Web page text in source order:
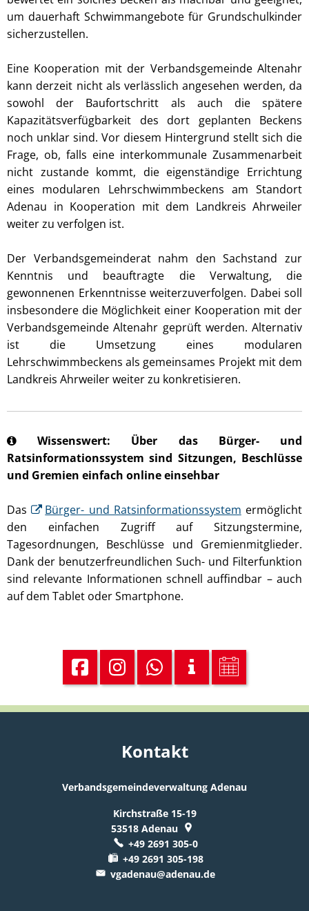
um dauerhaft Schwimmangebote für Grundschulkinder
sicherzustellen.
Eine Kooperation mit der Verbandsgemeinde Altenahr
kann derzeit nicht als verlässlich angesehen werden, da
sowohl der Baufortschritt als auch die spätere
Kapazitätsverfügbarkeit des dort geplanten Beckens
noch unklar sind. Vor diesem Hintergrund stellt sich die
Frage, ob, falls eine interkommunale Zusammenarbeit
nicht zustande kommt, die eigenständige Errichtung
eines modularen Lehrschwimmbeckens am Standort
Adenau in Kooperation mit dem Landkreis Ahrweiler
weiter zu verfolgen ist.
Der Verbandsgemeinderat nahm den Sachstand zur
Kenntnis und beauftragte die Verwaltung, die
gewonnenen Erkenntnisse weiterzuverfolgen. Dabei soll
insbesondere die Möglichkeit einer Kooperation mit der
Verbandsgemeinde Altenahr geprüft werden. Alternativ
ist die Umsetzung eines modularen
Lehrschwimmbeckens als gemeinsames Projekt mit dem
Landkreis Ahrweiler weiter zu konkretisieren.
Wissenswert: Über das Bürger- und
Ratsinformationssystem sind Sitzungen, Beschlüsse
und Gremien einfach online einsehbar
Das Bürger- und Ratsinformationssystem ermöglicht
den einfachen Zugriff auf Sitzungstermine,
Tagesordnungen, Beschlüsse und Gremienmitglieder.
Dank der benutzerfreundlichen Such- und Filterfunktion
sind relevante Informationen schnell auffindbar – auch
auf dem Tablet oder Smartphone.
Kontakt
Verbandsgemeindeverwaltung Adenau
Kirchstraße 15-19
53518 Adenau
+49 2691 305-0
+49 2691 305-198
vgadenau@adenau.de